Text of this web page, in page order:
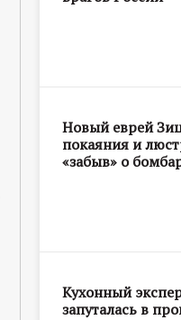
Новый еврей
покаяния и
«забыв» о
Кухонный
запуталась в